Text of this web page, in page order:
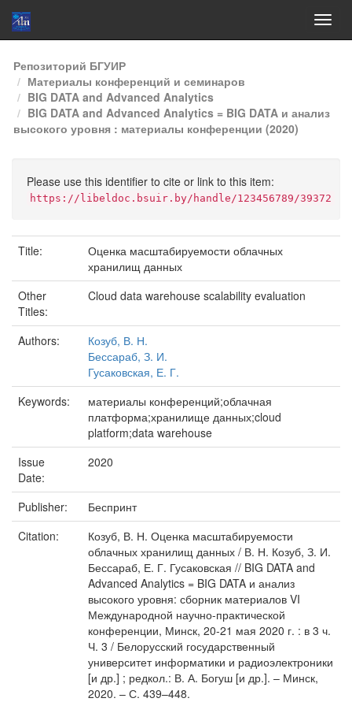
Skip
navigation
Репозиторий БГУИР
Материалы конференций и семинаров
BIG DATA and Advanced Analytics
BIG DATA and Advanced Analytics = BIG DATA и анализ
высокого уровня : материалы конференции (2020)
Please use this identifier to cite or link to this item:
https://libeldoc.bsuir.by/handle/123456789/39372
Title:
Оценка масштабируемости облачных
хранилищ данных
Other
Titles:
Cloud data warehouse scalability evaluation
Authors:
Козуб, В. Н.
Бессараб, З. И.
Гусаковская, Е. Г.
Keywords:
материалы конференций;облачная
платформа;хранилище данных;cloud
platform;data warehouse
Issue
Date:
2020
Publisher:
Беспринт
Citation:
Козуб, В. Н. Оценка масштабируемости
облачных хранилищ данных / В. Н. Козуб, З. И.
Бессараб, Е. Г. Гусаковская // BIG DATA and
Advanced Analytics = BIG DATA и анализ
высокого уровня: сборник материалов VI
Международной научно-практической
конференции, Минск, 20-21 мая 2020 г. : в 3 ч.
Ч. 3 / Белорусский государственный
университет информатики и радиоэлектроники
[и др.] ; редкол.: В. А. Богуш [и др.]. – Минск,
2020. – С. 439–448.